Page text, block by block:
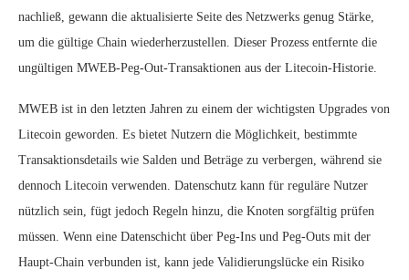
nachließ, gewann die aktualisierte Seite des Netzwerks genug Stärke,
um die gültige Chain wiederherzustellen. Dieser Prozess entfernte die
ungültigen MWEB‑Peg‑Out‑Transaktionen aus der Litecoin‑Historie.
MWEB ist in den letzten Jahren zu einem der wichtigsten Upgrades von
Litecoin geworden. Es bietet Nutzern die Möglichkeit, bestimmte
Transaktionsdetails wie Salden und Beträge zu verbergen, während sie
dennoch Litecoin verwenden. Datenschutz kann für reguläre Nutzer
nützlich sein, fügt jedoch Regeln hinzu, die Knoten sorgfältig prüfen
müssen. Wenn eine Datenschicht über Peg‑Ins und Peg‑Outs mit der
Haupt‑Chain verbunden ist, kann jede Validierungslücke ein Risiko